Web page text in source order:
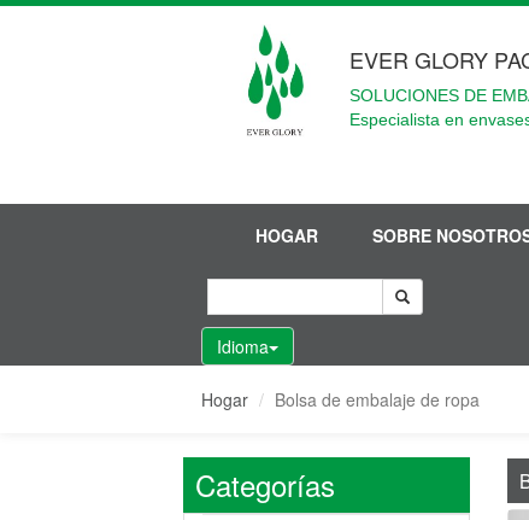
EVER GLORY
SOLUCIONES DE
Especialista en
HOGAR SOBRE
Idioma
Hogar Bolsa de embalaje de ropa
Categorías